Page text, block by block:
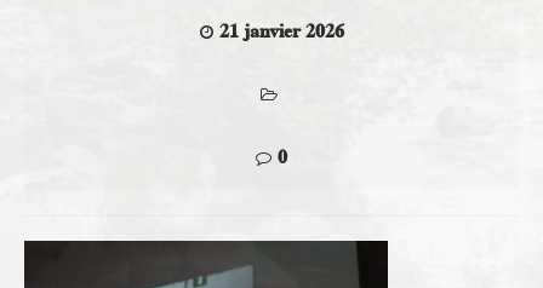
21 janvier 2026
0